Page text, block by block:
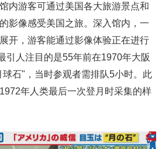
内游客可通过美国各大旅游景点和
影像感受美国之旅。深入馆内，一
开，游客能通过影像体验正在进行
引人注目的是55年前在1970年大阪
石"，当时参观者需排队5小时。此
年人类最后一次登月时采集的样